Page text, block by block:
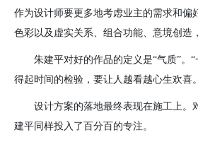
作为设计师要更多地考虑业主的需求和偏
色彩以及虚实关系、组合功能、意境创造
朱建平对好的作品的定义是“气质”。
得起时间的检验，要让人越看越心生欢喜
设计方案的落地最终表现在施工上。
建平同样投入了百分百的专注。